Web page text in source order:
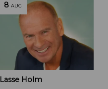
8 AUG
Lasse Holm